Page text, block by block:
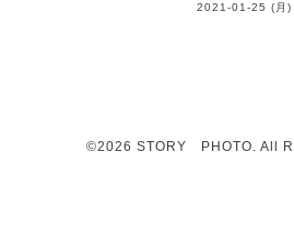
2021-01-25 (月)
©2026 STORY PHOTO. All